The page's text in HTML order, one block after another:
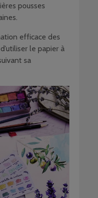
pousses
efficace des
le papier à
sa